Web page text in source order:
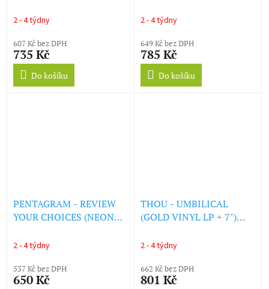
2 - 4 týdny
607 Kč bez DPH
735 Kč
Do košíku
CENOTAPH (LP)
2 - 4 týdny
649 Kč bez DPH
785 Kč
Do košíku
PENTAGRAM - REVIEW
YOUR CHOICES (NEON
2 - 4 týdny
537 Kč bez DPH
650 Kč
THOU - UMBILICAL
(GOLD VINYL LP + 7")
2 - 4 týdny
662 Kč bez DPH
801 Kč